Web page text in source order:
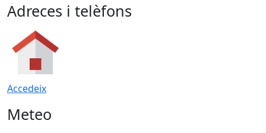
Adreces i telèfons
Accedeix
Meteo